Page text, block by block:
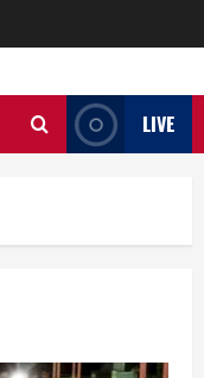
LIVE